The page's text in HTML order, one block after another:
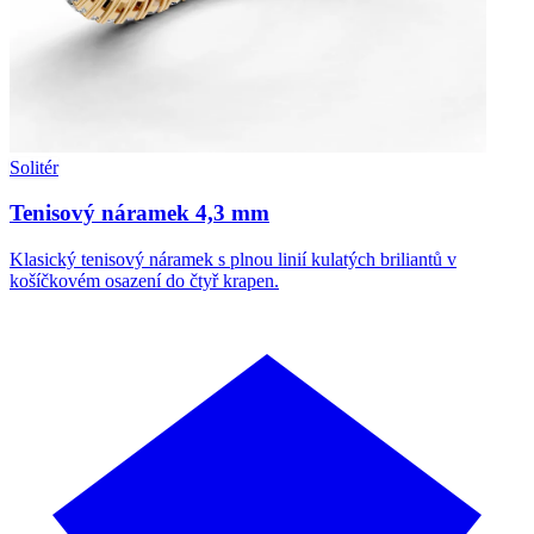
Solitér
Tenisový náramek 4,3 mm
Klasický tenisový náramek s plnou linií kulatých briliantů v
košíčkovém osazení do čtyř krapen.